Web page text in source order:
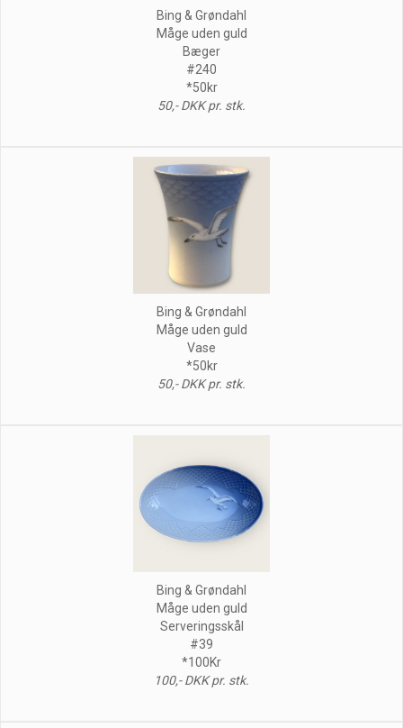
Bing & Grøndahl
Måge uden guld
Bæger
#240
*50kr
50,- DKK pr. stk.
Bing & Grøndahl
Måge uden guld
Vase
*50kr
50,- DKK pr. stk.
Bing & Grøndahl
Måge uden guld
Serveringsskål
#39
*100Kr
100,- DKK pr. stk.